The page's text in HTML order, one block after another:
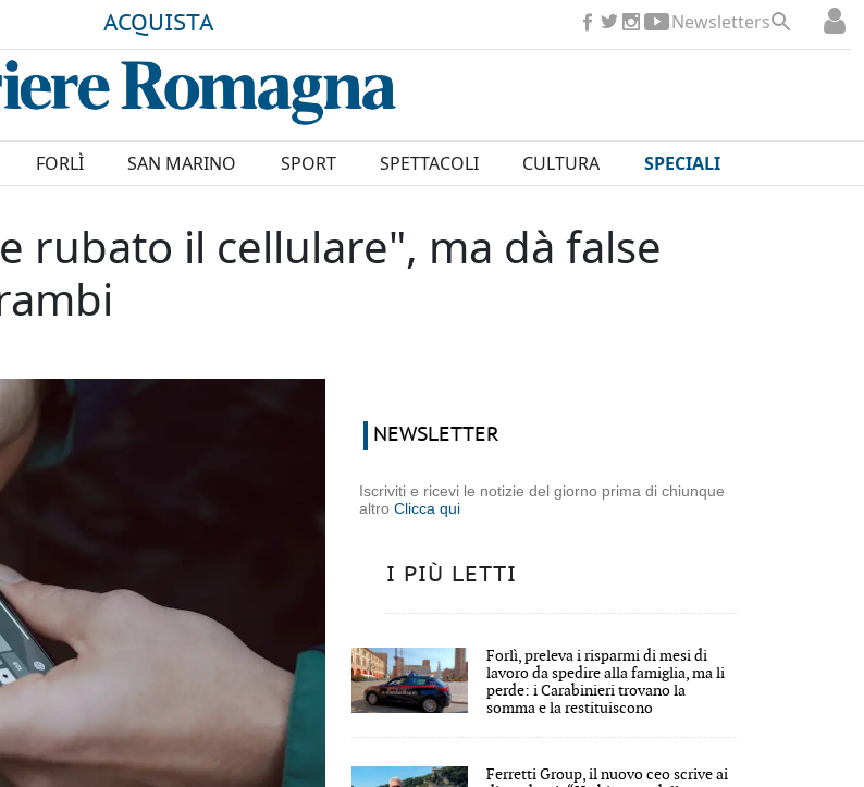
ACQUISTA Newsletters
FORLÌ SAN MARINO SPORT SPETTACOLI CULTURA SPECIALI
rubato il cellulare", ma dà false
NEWSLETTER
Iscriviti e ricevi le notizie del giorno prima di chiunque
altroClicca qui
I PIÙ LETTI
Forlì, preleva i risparmi di mesi di
lavoro da spedire alla famiglia, ma li
perde: i Carabinieri trovano la
somma e la restituiscono
Ferretti Group, il nuovo ceo scrive ai